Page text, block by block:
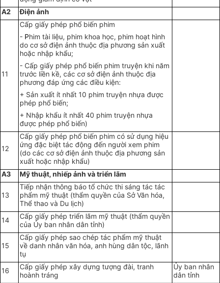
A2
Điện ảnh
11
Cấp giấy phép phổ biến phim
- Phim tài liệu, phim khoa học, phim hoạt hình
do cơ sở điện ảnh thuộc địa phương sản xuất
hoặc nhập khẩu;
- Cấp giấy phép phổ biến phim truyện khi năm
trước liền kề, các cơ sở điện ảnh thuộc địa
phương đáp ứng các điều kiện:
+ Sản xuất ít nhất 10 phim truyện nhựa được
phép phổ biến;
+ Nhập khẩu ít nhất 40 phim truyện nhựa
được phép phổ biến)
12
Cấp giấy phép phổ biến phim có sử dụng hiệu
ứng đặc biệt tác động đến người xem phim
(do các cơ sở điện ảnh thuộc địa phương sản
xuất hoặc nhập khẩu)
A3
Mỹ thuật, nhiếp ảnh và triển lãm
13
Tiếp nhận thông báo tổ chức thi sáng tác tác
phẩm mỹ thuật (thẩm quyền của Sở Văn hóa,
Thể thao và Du lịch)
14
Cấp giấy phép triển lãm mỹ thuật (thẩm quyền
của Ủy ban nhân dân tỉnh)
15
Cấp giấy phép sao chép tác phẩm mỹ thuật
về danh nhân văn hóa, anh hùng dân tộc, lãnh
tụ
16
Cấp giấy phép xây dựng tượng đài, tranh
hoành tráng
Ủy ban nhân
dân tỉnh